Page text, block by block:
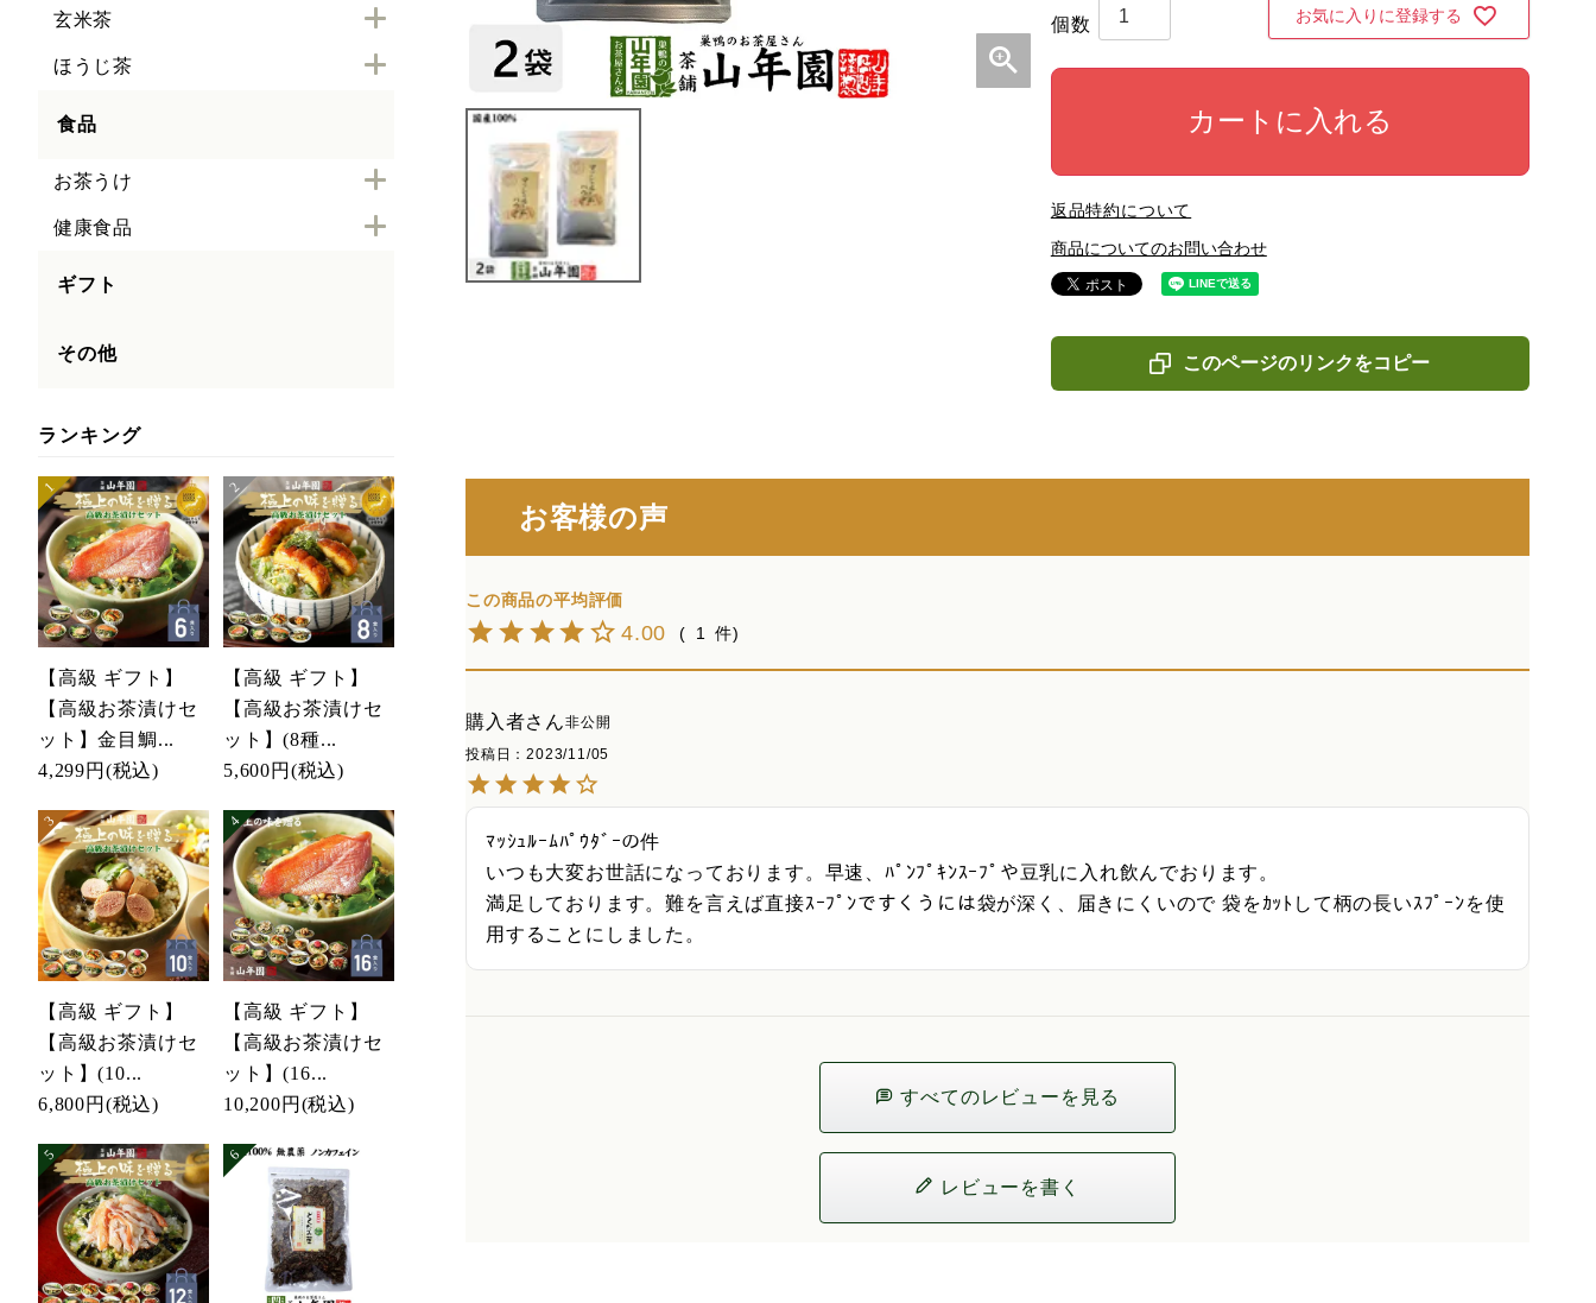
玄米茶
ほうじ茶
食品
お茶うけ
健康食品
ギフト
その他
ランキング
【高級 ギフト】
【高級お茶漬けセ
ット】金目鯛...
4,299円 (税込)
【高級 ギフト】
【高級お茶漬けセ
ット】(8種...
5,600円 (税込)
【高級 ギフト】
【高級お茶漬けセ
ット】(10...
6,800円 (税込)
【高級 ギフト】
【高級お茶漬けセ
ット】(16...
10,200円 (税込)
お気に入りに登録する
カートに入れる
返品特約について
商品についてのお問い合わせ
このページのリンクをコピー
お客様の声
4.00 1
購入者
非公開
投稿日
2023/11/05
ﾏｯｼｭﾙｰﾑﾊﾟｳﾀﾞｰの件
いつも大変お世話になっております。早速、ﾊﾟﾝﾌﾟｷﾝｽｰﾌﾟや豆乳に入れ飲んでおります。
満足しております。難を言えば直接ｽｰﾌﾟﾝですくうには袋が深く、届きにくいので 袋をｶｯﾄして柄の長いｽﾌﾟｰﾝを使
用することにしました。
すべてのレビューを見る
レビューを書く